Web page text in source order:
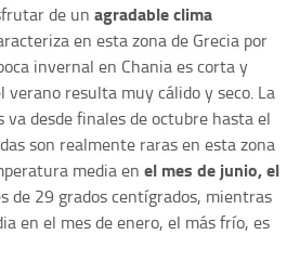
de un agradable clima
en esta zona de Grecia por
invernal en Chania es corta y
resulta muy cálido y seco. La
va desde finales de octubre hasta el
son realmente raras en esta zona
media en el mes de junio, el
de 29 grados centígrados, mientras
en el mes de enero, el más frío, es